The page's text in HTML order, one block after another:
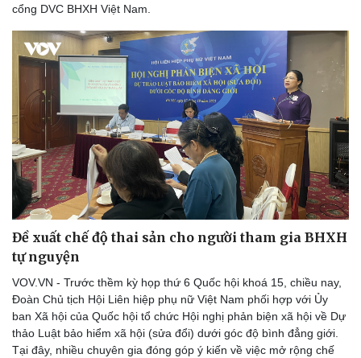
cổng DVC BHXH Việt Nam.
Đề xuất chế độ thai sản cho người tham gia BHXH
tự nguyện
VOV.VN - Trước thềm kỳ họp thứ 6 Quốc hội khoá 15, chiều nay,
Đoàn Chủ tịch Hội Liên hiệp phụ nữ Việt Nam phối hợp với Ủy
ban Xã hội của Quốc hội tổ chức Hội nghị phản biện xã hội về Dự
thảo Luật bảo hiểm xã hội (sửa đổi) dưới góc độ bình đẳng giới.
Tại đây, nhiều chuyên gia đóng góp ý kiến về việc mở rộng chế